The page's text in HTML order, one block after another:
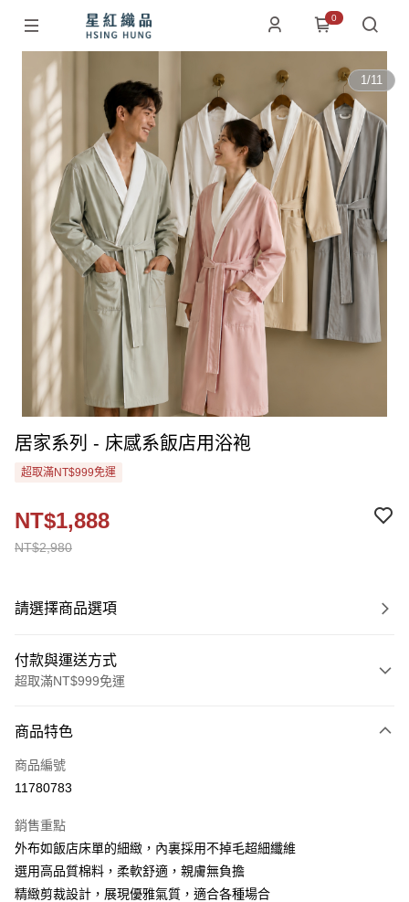
0
1/11
居家系列 - 床感系飯店用浴袍
超取滿NT$999免運
NT$2,980
NT$1,888
請選擇商品選項
付款與運送方式
超取滿NT$999免運
信用卡一次付款
超商取貨付款
ATM付款
運送方式
商品特色
商品編號
11780783
銷售重點
外布如飯店床單的細緻，內裏採用不掉毛超細纖維
選用高品質棉料，柔軟舒適，親膚無負擔
精緻剪裁設計，展現優雅氣質，適合各種場合